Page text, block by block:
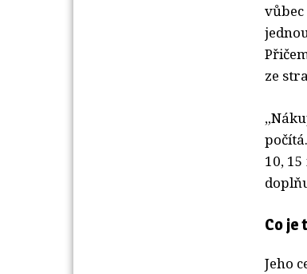
ze
10,
Co je
Jeho